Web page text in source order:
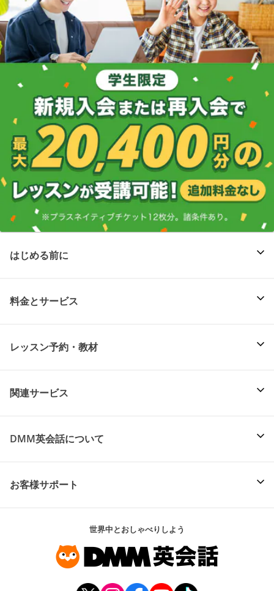
はじめる前に
料金とサービス
レッスン予約・教材
関連サービス
DMM英会話について
お客様サポート
世界中とおしゃべりしよう